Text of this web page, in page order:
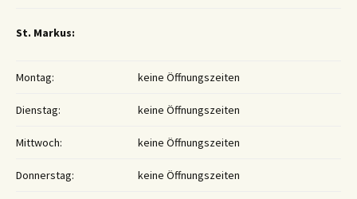
St. Markus:
Montag: keine Öffnungszeiten
Dienstag: keine Öffnungszeiten
Mittwoch: keine Öffnungszeiten
Donnerstag: keine Öffnungszeiten